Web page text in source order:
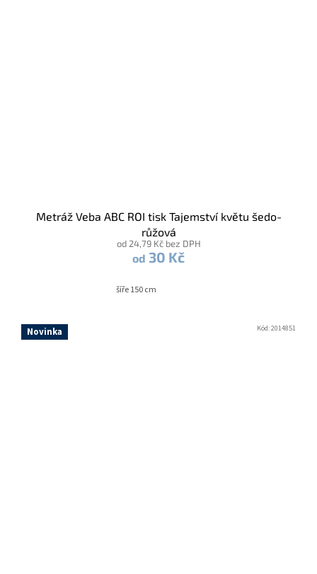
Metráž Veba ABC ROI tisk Tajemství květu šedo-
růžová
od 24,79 Kč bez DPH
od 30 Kč
šíře 150 cm
Novinka Kód:2014851